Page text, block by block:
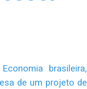
brasileira,
de um projeto de